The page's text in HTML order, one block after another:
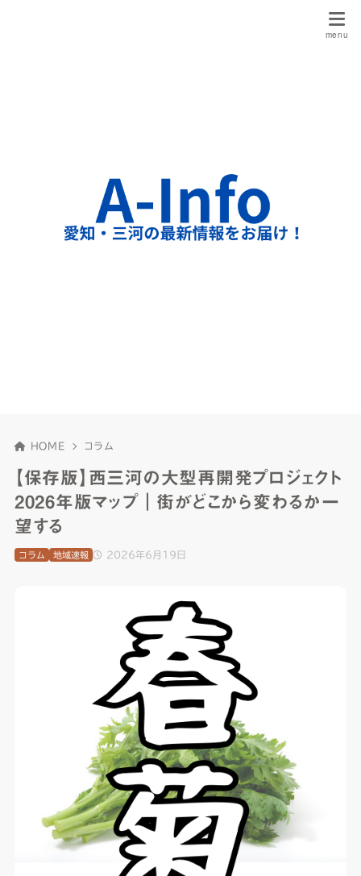
HOME コラム
【保存版】西三河の大型再開発プロジェクト
2026年版マップ｜街がどこから変わるか一
望する
2026年6月19日
コラム 地域速報